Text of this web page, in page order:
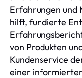
Erfahrungen und
hilft, fundierte
von Produkten
Kundenservice
einer